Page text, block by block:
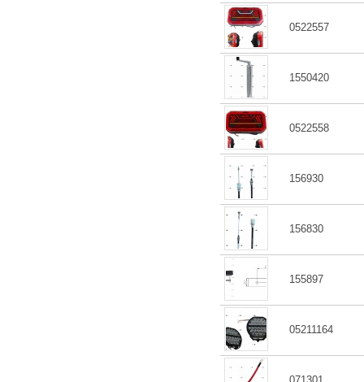
0522557
1550420
0522558
156930
156830
155897
05211164